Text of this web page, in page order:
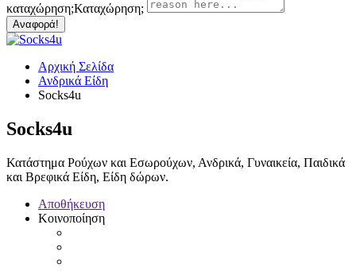
καταχώρηση;Καταχώρηση;
Αναφορά!
Αρχική Σελίδα
Ανδρικά Είδη
Socks4u
Socks4u
Κατάστημα Ρούχων και Εσωρούχων, Ανδρικά, Γυναικεία, Παιδικά
και Βρεφικά Είδη, Είδη δώρων.
Αποθήκευση
Κοινοποίηση